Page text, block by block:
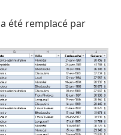
a été remplacé par